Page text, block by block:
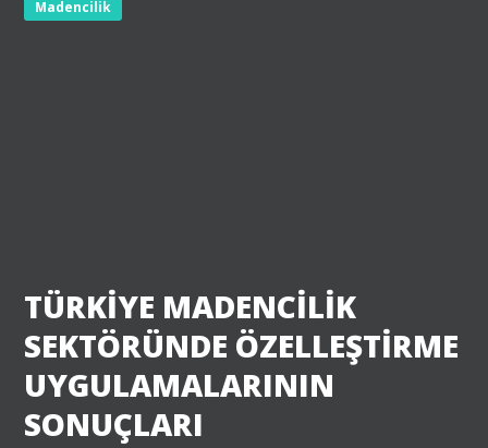
Madencilik
TÜRKİYE MADENCİLİK
SEKTÖRÜNDE ÖZELLEŞTİRME
UYGULAMALARININ
SONUÇLARI